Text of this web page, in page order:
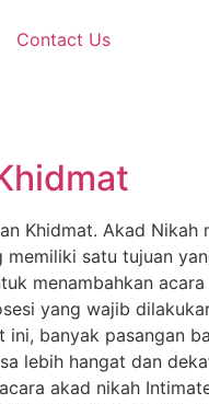
Contact Us
Khidmat. Akad Nikah
satu tujuan
menambahkan
yang wajib
banyak pasangan
lebih hangat dan
akad nikah